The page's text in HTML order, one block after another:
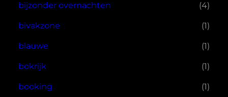
bijzonder overnachten (4)
bivakzone (1)
blauwe (1)
bokrijk (1)
booking (1)